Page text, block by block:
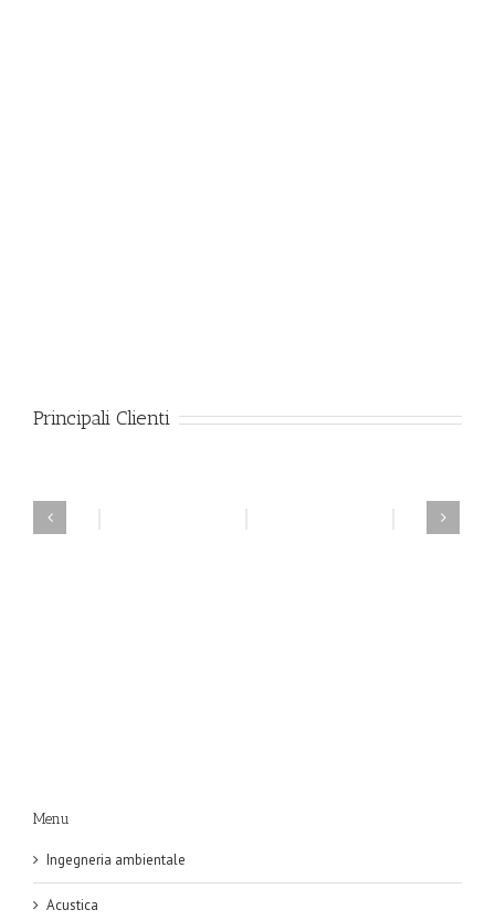
Principali Clienti
Menu
Ingegneria ambientale
Acustica